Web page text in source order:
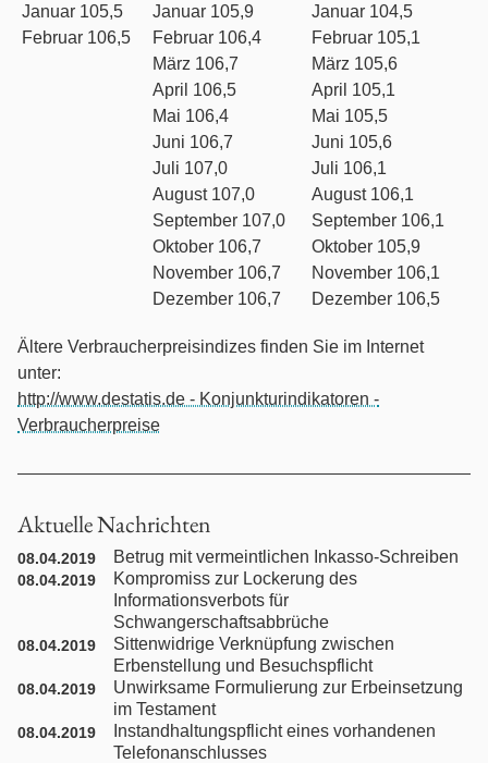
Gesellschaftsrecht
Gewerberaummietrecht
Handels- und Vertragsrecht
Individualarbeitsrecht
Internationales Wirtschaftsrecht
Kündigungsschutzrecht
Mitbestimmungs- / Betriebsverfassungsrecht
Januar 105,5
Februar 106,5
Januar 105,9
Februar 106,4
März 106,7
April 106,5
Mai 106,4
Juni 106,7
Juli 107,0
August 107,0
September 107,0
Oktober 106,7
November 106,7
Dezember 106,7
Januar 104,5
Februar 105,1
März 105,6
April 105,1
Mai 105,5
Juni 105,6
Juli 106,1
August 106,1
September 106,1
Oktober 105,9
November 106,1
Dezember 106,5
Ältere Verbraucherpreisindizes finden Sie im Internet
unter:
http://www.destatis.de - Konjunkturindikatoren -
Verbraucherpreise
Aktuelle Nachrichten
08.04.2019 Betrug mit vermeintlichen Inkasso-Schreiben
08.04.2019
Kompromiss zur Lockerung des
Informationsverbots für
Schwangerschaftsabbrüche
08.04.2019
Sittenwidrige Verknüpfung zwischen
Erbenstellung und Besuchspflicht
08.04.2019
Unwirksame Formulierung zur Erbeinsetzung
im Testament
08.04.2019
Instandhaltungspflicht eines vorhandenen
Telefonanschlusses